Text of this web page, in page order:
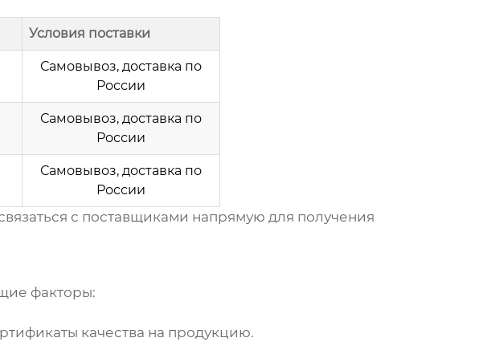
Условия поставки
Самовывоз, доставка по
России
Самовывоз, доставка по
России
Самовывоз, доставка по
России
с поставщиками напрямую для получения
факторы:
качества на продукцию.